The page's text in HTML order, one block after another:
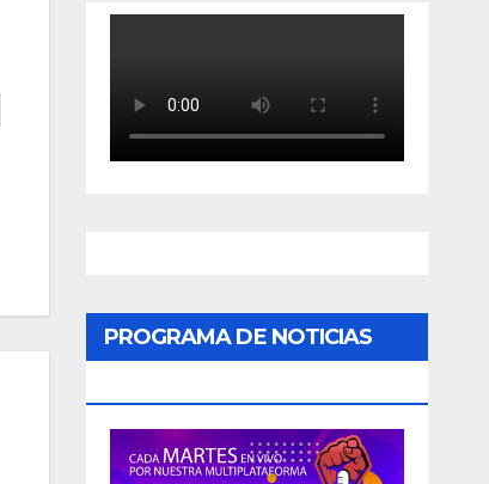
PROGRAMA DE NOTICIAS